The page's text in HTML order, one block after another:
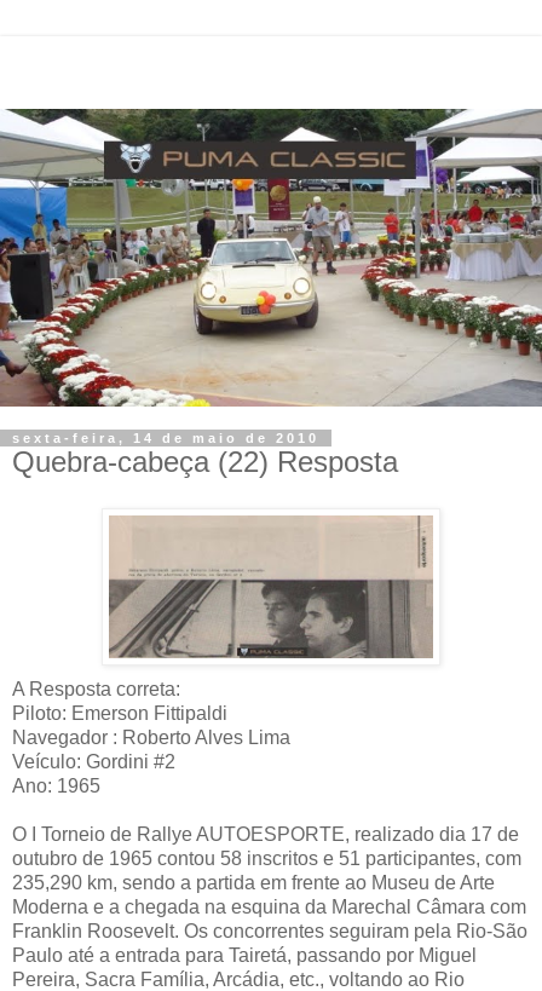
sexta-feira, 14 de maio de 2010
Quebra-cabeça (22) Resposta
A Resposta correta:
Piloto: Emerson Fittipaldi
Navegador : Roberto Alves Lima
Veículo: Gordini #2
Ano: 1965
O I Torneio de Rallye AUTOESPORTE, realizado dia 17 de
outubro de 1965 contou 58 inscritos e 51 participantes, com
235,290 km, sendo a partida em frente ao Museu de Arte
Moderna e a chegada na esquina da Marechal Câmara com
Franklin Roosevelt. Os concorrentes seguiram pela Rio-São
Paulo até a entrada para Tairetá, passando por Miguel
Pereira, Sacra Família, Arcádia, etc., voltando ao Rio